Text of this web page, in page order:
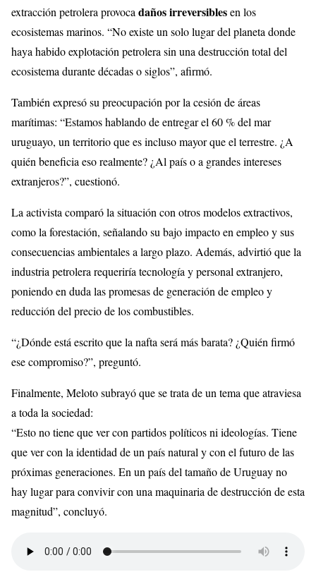
extracción petrolera provoca daños irreversiblesen los
ecosistemas marinos. “No existe un solo lugar del planeta donde
haya habido explotación petrolera sin una destrucción total del
ecosistema durante décadas o siglos”, afirmó.
También expresó su preocupación por la cesión de áreas
marítimas: “Estamos hablando de entregar el 60 % del mar
uruguayo, un territorio que es incluso mayor que el terrestre. ¿A
quién beneficia eso realmente? ¿Al país o a grandes intereses
extranjeros?”, cuestionó.
La activista comparó la situación con otros modelos extractivos,
como la forestación, señalando su bajo impacto en empleo y sus
consecuencias ambientales a largo plazo. Además, advirtió que la
industria petrolera requeriría tecnología y personal extranjero,
poniendo en duda las promesas de generación de empleo y
reducción del precio de los combustibles.
“¿Dónde está escrito que la nafta será más barata? ¿Quién firmó
ese compromiso?”, preguntó.
Finalmente, Meloto subrayó que se trata de un tema que atraviesa
a toda la sociedad:
“Esto no tiene que ver con partidos políticos ni ideologías. Tiene
que ver con la identidad de un país natural y con el futuro de las
próximas generaciones. En un país del tamaño de Uruguay no
hay lugar para convivir con una maquinaria de destrucción de esta
magnitud”, concluyó.